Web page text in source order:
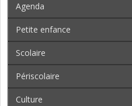
Agenda
Petite enfance
Scolaire
Périscolaire
Culture